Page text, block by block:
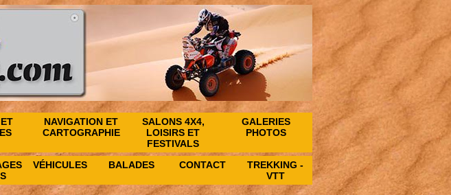
NAVIGATION ET
CARTOGRAPHIE
SALONS 4X4,
LOISIRS ET
FESTIVALS
GALERIES
PHOTOS
VÉHICULES BALADES CONTACT
TREKKING -
VTT